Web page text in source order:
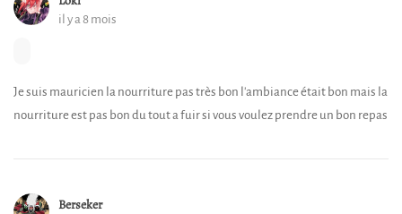
il y a 8 mois
Je suis mauricien la nourriture pas très bon l'ambiance était bon mais la
nourriture est pas bon du tout a fuir si vous voulez prendre un bon repas
Berseker